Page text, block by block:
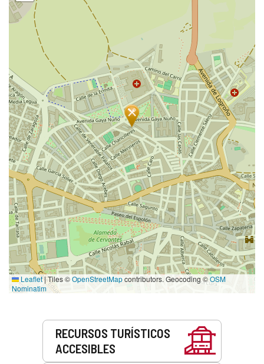
Leaflet|Tiles ©OpenStreetMapcontributors. Geocoding ©OSM
Nominatim
RECURSOS TURÍSTICOS
ACCESIBLES